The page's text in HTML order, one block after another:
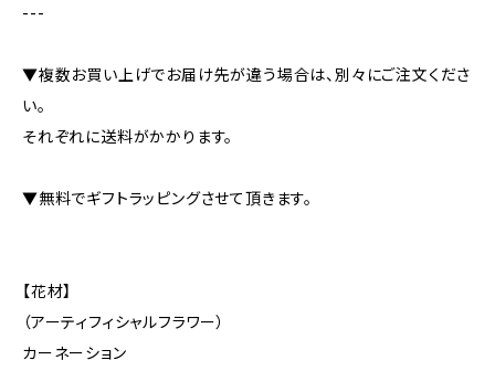
---
▼複数お買い上げでお届け先が違う場合は、別々にご注文くださ
い。
それぞれに送料がかかります。
▼無料でギフトラッピングさせて頂きます。
【花材】
（アーティフィシャルフラワー）
カーネーション